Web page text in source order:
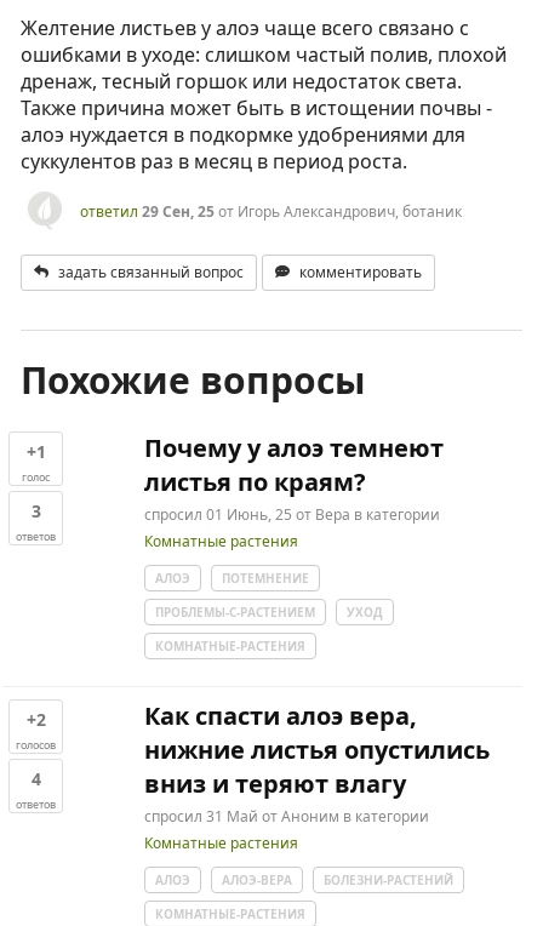
Желтение листьев у алоэ чаще всего связано с
ошибками в уходе: слишком частый полив, плохой
дренаж, тесный горшок или недостаток света.
Также причина может быть в истощении почвы -
алоэ нуждается в подкормке удобрениями для
суккулентов раз в месяц в период роста.
ответил 29 Сен, 25от Игорь Александрович, ботаник
задать связанный вопрос комментировать
Похожие вопросы
+1
голос
3
ответов
Почему у алоэ темнеют
листья по краям?
спросил 01 Июнь, 25 от Вера в категории
Комнатные растения
АЛОЭ
ПОТЕМНЕНИЕ
ПРОБЛЕМЫ-С-РАСТЕНИЕМ
УХОД
КОМНАТНЫЕ-РАСТЕНИЯ
+2
голосов
4
ответов
Как спасти алоэ вера,
нижние листья опустились
вниз и теряют влагу
спросил 31 Май отАноним в категории
Комнатные растения
АЛОЭ АЛОЭ-ВЕРА
БОЛЕЗНИ-РАСТЕНИЙ
КОМНАТНЫЕ-РАСТЕНИЯ